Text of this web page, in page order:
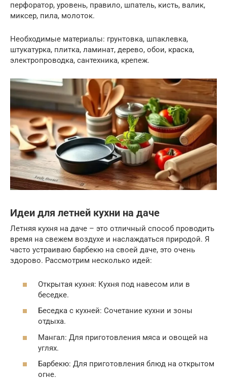
перфоратор, уровень, правило, шпатель, кисть, валик,
миксер, пила, молоток.
Необходимые материалы: грунтовка, шпаклевка,
штукатурка, плитка, ламинат, дерево, обои, краска,
электропроводка, сантехника, крепеж.
Идеи для летней кухни на даче
Летняя кухня на даче – это отличный способ проводить
время на свежем воздухе и наслаждаться природой. Я
часто устраиваю барбекю на своей даче, это очень
здорово. Рассмотрим несколько идей:
Открытая кухня: Кухня под навесом или в
беседке.
Беседка с кухней: Сочетание кухни и зоны
отдыха.
Мангал: Для приготовления мяса и овощей на
углях.
Барбекю: Для приготовления блюд на открытом
огне.